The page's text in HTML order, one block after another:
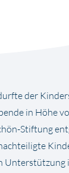
der
in Höhe
Stiftung
Unterstützung